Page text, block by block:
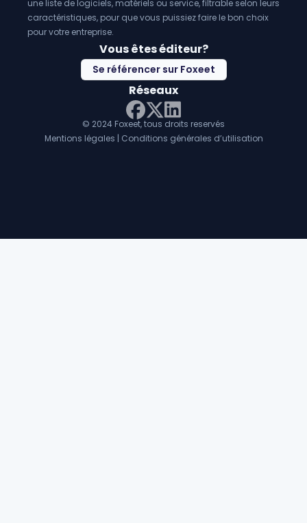
une liste de logiciels, matériels ou service, filtrable selon leurs
caractéristiques, pour que vous puissiez faire le bon choix
pour votre entreprise.
Vous êtes éditeur?
Se référencer sur Foxeet
Réseaux
Facebook
Twitter X
LinkedIn
© 2024 Foxeet, tous droits reservés
Mentions légales | Conditions générales d’utilisation